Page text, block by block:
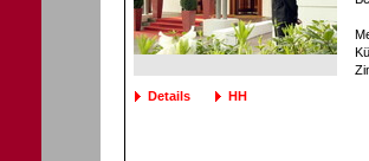
Details HH